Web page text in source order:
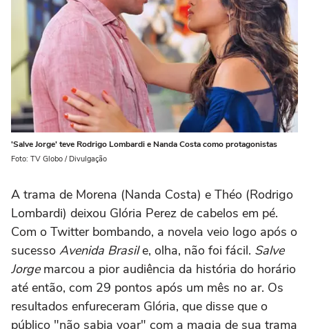
'Salve Jorge' teve Rodrigo Lombardi e Nanda Costa como protagonistas
Foto: TV Globo / Divulgação
A trama de Morena (Nanda Costa) e Théo (Rodrigo
Lombardi) deixou Glória Perez de cabelos em pé.
Com o Twitter bombando, a novela veio logo após o
sucesso Avenida Brasile, olha, não foi fácil. Salve
Jorge marcou a pior audiência da história do horário
até então, com 29 pontos após um mês no ar. Os
resultados enfureceram Glória, que disse que o
público "não sabia voar" com a magia de sua trama